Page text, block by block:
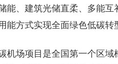
能、建筑光储直柔、多能
能方式实现全面绿色低碳转
机场项目是全国第一个区